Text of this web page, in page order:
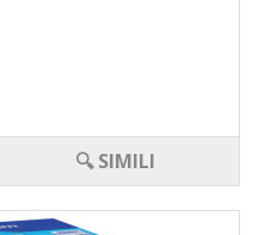
🔍 SIMILI